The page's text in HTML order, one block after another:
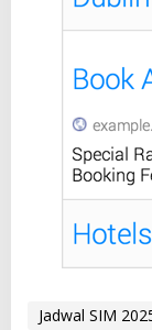
Jadwal SIM